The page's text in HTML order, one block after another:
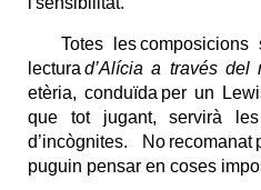
Totes les
lectura d’Alícia a través del
etèria, conduïda per un
que tot jugant, servirà
d’incògnites. No
puguin pensar en coses